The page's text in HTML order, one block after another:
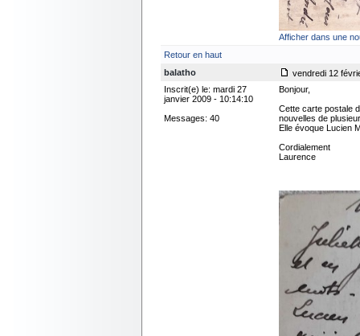
Afficher dans une
Retour en haut
balatho
vendredi 12
Inscrit(e) le: mardi 27
janvier 2009 - 10:14:10
Messages: 40
Bonjour,
Cette carte postale
nouvelles de
Elle évoque Lucien
Cordialement
Laurence